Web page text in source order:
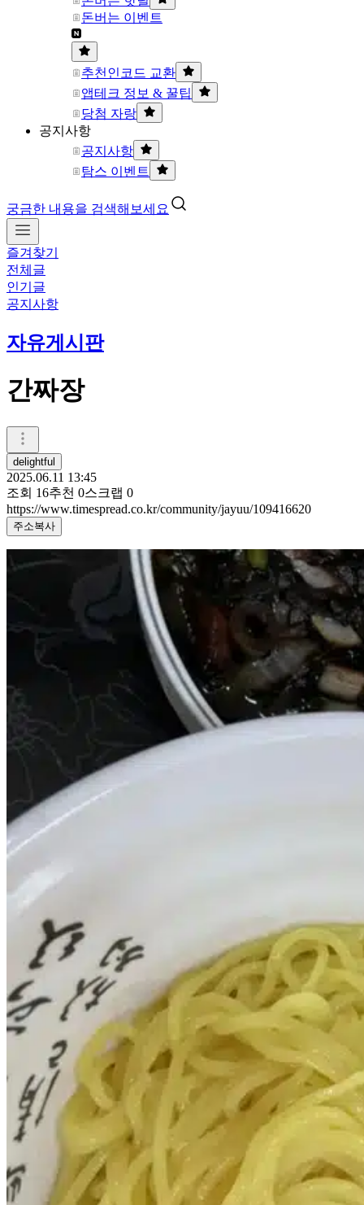
돈버는 이벤트
추천인코드 교환
앱테크 정보 & 꿀팁
당첨 자랑
공지사항
공지사항
탐스 이벤트
궁금한 내용을 검색해보세요
즐겨찾기
전체글
인기글
공지사항
자유게시판
간짜장
delightful
2025.06.11 13:45
조회 16추천 0스크랩 0
https://www.timespread.co.kr/community/jayuu/109416620
주소복사